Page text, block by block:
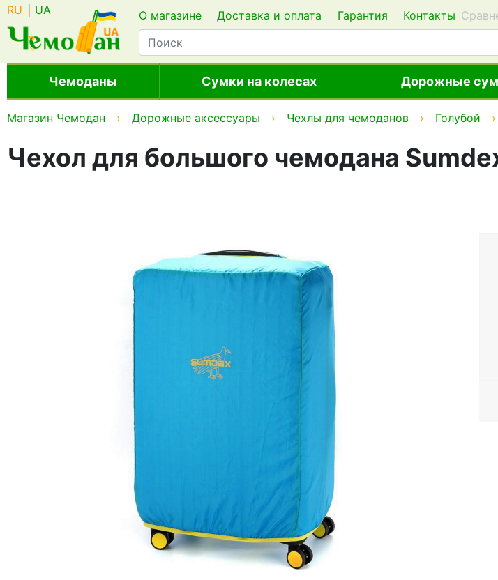
RU UA О магазине Доставка и оплата Гарантия Контакты
Чемоданы Сумки на колесах Дорожные
Магазин Чемодан Дорожные аксессуары Чехлы для чемоданов Голубой
Чехол для большого чемодана